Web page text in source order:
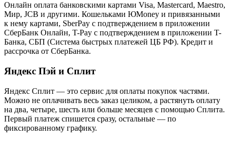
Онлайн оплата банковскими картами Visa, Mastercard, Maestro,
Мир, JCB и другими. Кошельками ЮMoney и привязанными
к нему картами, SberPay с подтверждением в приложении
СберБанк Онлайн, T-Pay с подтверждением в приложении T-
Банка, СБП (Система быстрых платежей ЦБ РФ). Кредит и
рассрочка от СберБанка.
Яндекс Пэй и Сплит
Яндекс Cплит — это сервис для оплаты покупок частями.
Можно не оплачивать весь заказ целиком, а растянуть оплату
на два, четыре, шесть или больше месяцев с помощью Сплита.
Первый платеж спишется сразу, остальные — по
фиксированному графику.